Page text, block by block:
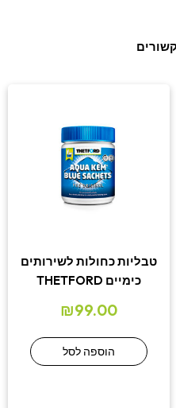
טבליות כחולות לשירותים
כימיים THETFORD
₪99.00
הוספה לסל